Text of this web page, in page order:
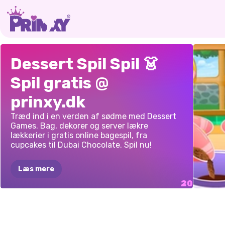
VAFFELIS
KAGEBAGNING
CAGE
CHRISTMAS
COOKIE
Dessert Spil Spil 👗
Spil gratis @
prinxy.dk
Træd ind i en verden af ​​sødme med Dessert
Games. Bag, dekorer og server lækre
lækkerier i gratis online bagespil, fra
cupcakes til Dubai Chocolate. Spil nu!
Læs mere